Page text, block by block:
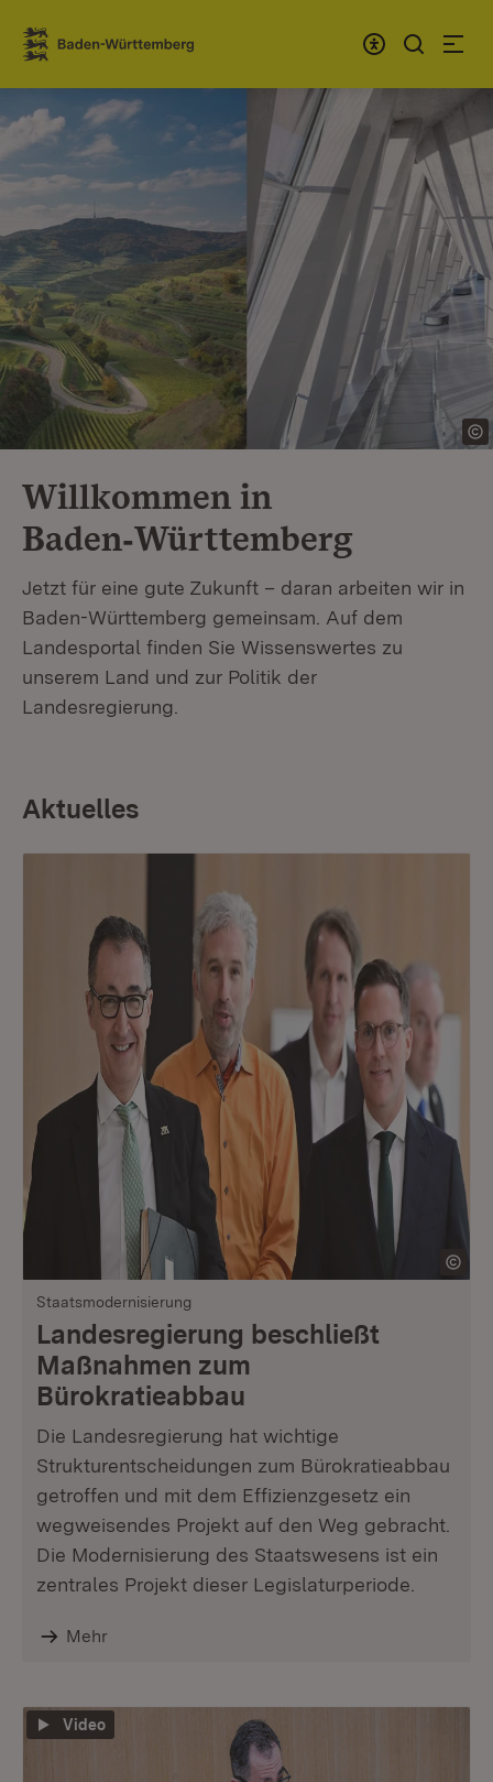
Zum Inhalt springen
Link zur Startseite
Willkommen in
Baden‑Württemberg
Jetzt für eine gute Zukunft – daran arbeiten wir in
Baden-Württemberg gemeinsam. Auf dem
Landesportal finden Sie Wissenswertes zu
unserem Land und zur Politik der
Landesregierung.
Aktuelles
Staatsmodernisierung
Landesregierung beschließt
Maßnahmen zum
Bürokratieabbau
Die Landesregierung hat wichtige
Strukturentscheidungen zum Bürokratieabbau
getroffen und mit dem Effizienzgesetz ein
wegweisendes Projekt auf den Weg gebracht.
Die Modernisierung des Staatswesens ist ein
zentrales Projekt dieser Legislaturperiode.
Mehr
Video